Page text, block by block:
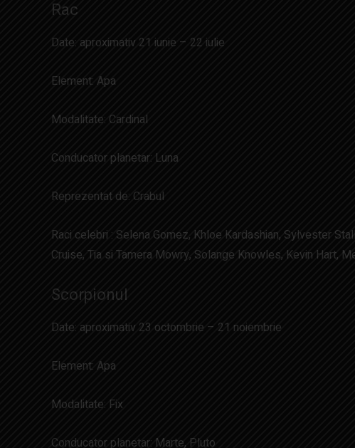
Rac
Date: aproximativ 21 iunie – 22 iulie
Element: Apa
Modalitate: Cardinal
Conducator planetar: Luna
Reprezentat de: Crabul
Raci celebri : Selena Gomez, Khloe Kardashian, Sylvester
Cruise, Tia si Tamera Mowry, Solange Knowles, Kevin Hart,
Scorpionul
Date: aproximativ 23 octombrie – 21 noiembrie
Element: Apa
Modalitate: Fix
Conducator planetar: Marte, Pluto